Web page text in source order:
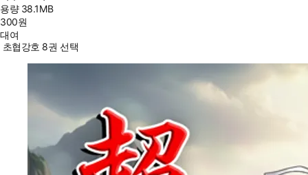
용량 38.1MB
300원
대여
초협강호 8권 선택